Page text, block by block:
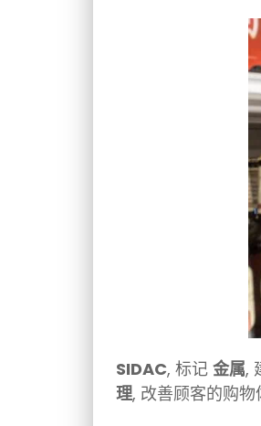
SIDAC, 标记 金属,
理, 改善顾客的购物